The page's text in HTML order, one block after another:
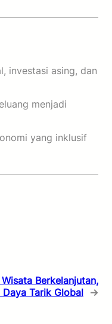
investasi asing, dan
menjadi
yang inklusif
Berkelanjutan,
Tarik Global
→